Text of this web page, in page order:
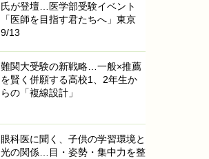
氏が登壇…医学部受験イベント
「医師を目指す君たちへ」東京
9/13
難関大受験の新戦略…一般×推薦
を賢く併願する高校1、2年生か
らの「複線設計」
眼科医に聞く、子供の学習環境と
光の関係…目・姿勢・集中力を整